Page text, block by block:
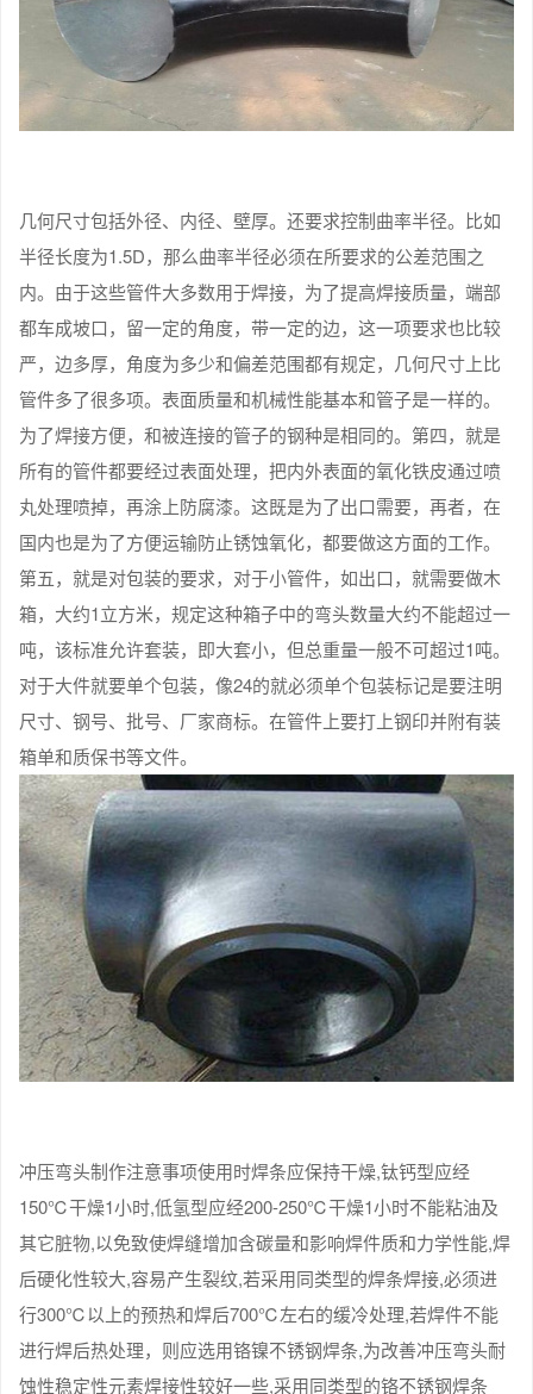
几何尺寸包括外径、内径、壁厚。还要求控制曲率半径。比如
半径长度为1.5D，那么曲率半径必须在所要求的公差范围之
内。由于这些管件大多数用于焊接，为了提高焊接质量，端部
都车成坡口，留一定的角度，带一定的边，这一项要求也比较
严，边多厚，角度为多少和偏差范围都有规定，几何尺寸上比
管件多了很多项。表面质量和机械性能基本和管子是一样的。
为了焊接方便，和被连接的管子的钢种是相同的。第四，就是
所有的管件都要经过表面处理，把内外表面的氧化铁皮通过喷
丸处理喷掉，再涂上防腐漆。这既是为了出口需要，再者，在
国内也是为了方便运输防止锈蚀氧化，都要做这方面的工作。
第五，就是对包装的要求，对于小管件，如出口，就需要做木
箱，大约1立方米，规定这种箱子中的弯头数量大约不能超过一
吨，该标准允许套装，即大套小，但总重量一般不可超过1吨。
对于大件就要单个包装，像24的就必须单个包装标记是要注明
尺寸、钢号、批号、厂家商标。在管件上要打上钢印并附有装
箱单和质保书等文件。
冲压弯头制作注意事项使用时焊条应保持干燥,钛钙型应经
150℃干燥1小时,低氢型应经200-250℃干燥1小时不能粘油及
其它脏物,以免致使焊缝增加含碳量和影响焊件质和力学性能,焊
后硬化性较大,容易产生裂纹,若采用同类型的焊条焊接,必须进
行300℃以上的预热和焊后700℃左右的缓冷处理,若焊件不能
进行焊后热处理，则应选用铬镍不锈钢焊条,为改善冲压弯头耐
蚀性稳定性元素焊接性较好一些,采用同类型的铬不锈钢焊条